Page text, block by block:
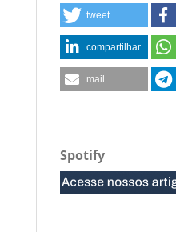
tweet
compartilhar
mail
Spotify